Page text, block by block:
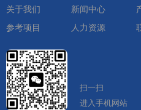
关于我们 新闻中心
参考项目
人力资源
扫一扫
进入手机网站